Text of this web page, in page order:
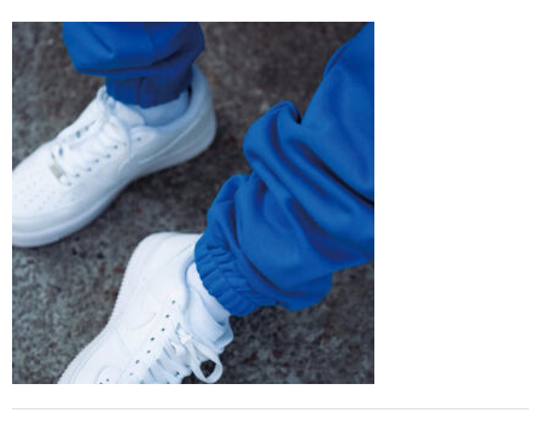
全商品（ウェア）
Tシャツ
ロングTシャツ
ゲームシャツ
コーチジャケット
スウェット＆フーディ
パンツ
ヘッドギア